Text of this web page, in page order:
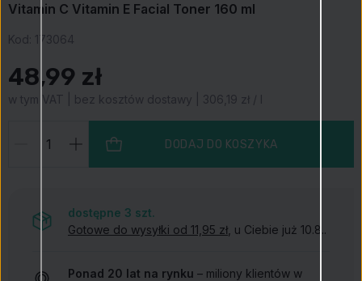
Vitamin C Vitamin E Facial Toner 160 ml
Kod: 173064
48,99 zł
w tym VAT | bez kosztów dostawy | 306,19 zł / l
DODAJ DO KOSZYKA
dostępne 3 szt.
Gotowe do wysyłki od 11,95 zł , u Ciebie już 10.8..
Ponad 20 lat na rynku – miliony klientów w